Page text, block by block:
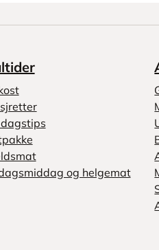
og helgemat